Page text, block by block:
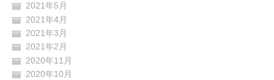
2021年5月
2021年4月
2021年3月
2021年2月
2020年11月
2020年10月